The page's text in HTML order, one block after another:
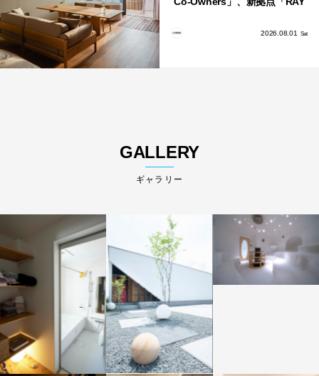
2026.08.01 Sat
GALLERY
ギャラリー